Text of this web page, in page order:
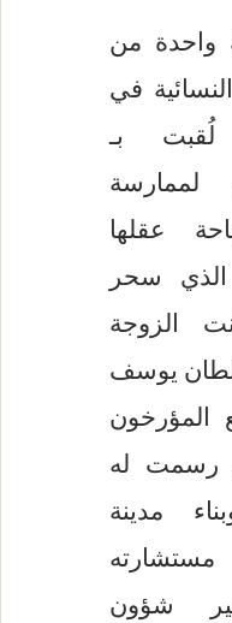
واحدة من
في
لُقبت بـ
لممارسة
عقلها
الذي سحر
الزوجة
يوسف
المؤرخون
رسمت له
مدينة
شؤون